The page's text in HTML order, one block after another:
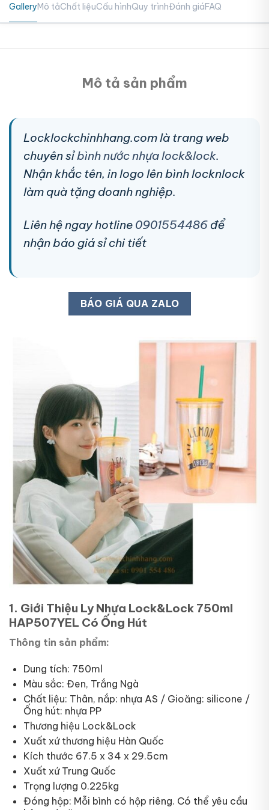
GalleryMô tảChất liệuCấu hìnhQuy trìnhĐánh giáFAQ
Mô tả sản phẩm
Locklockchinhhang.com là trang web
chuyên sỉbình nước nhựa lock&lock.
Nhận khắc tên, in logo lên bình locknlock
làm quà tặng doanh nghiệp.
Liên hệ ngay hotline 0901554486 để
nhận báo giá sỉ chi tiết
BÁO GIÁ QUA ZALO
1. Giới Thiệu Ly Nhựa Lock&Lock 750ml
HAP507YEL Có Ống Hút
Thông tin sản phẩm:
Dung tích: 750ml
Màu sắc: Đen, Trắng Ngà
Chất liệu: Thân, nắp: nhựa AS / Gioăng: silicone /
Ống hút: nhựa PP
Thương hiệu Lock&Lock
Xuất xứ thương hiệu Hàn Quốc
Kích thước 67.5 x 34 x 29.5cm
Xuất xứ Trung Quốc
Trọng lượng 0.225kg
Đóng hộp: Mỗi bình có hộp riêng. Có thể yêu cầu